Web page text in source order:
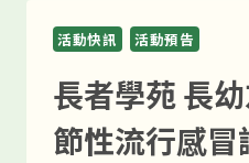
活動快訊 活動預告
長者學苑 長
節性流行感冒